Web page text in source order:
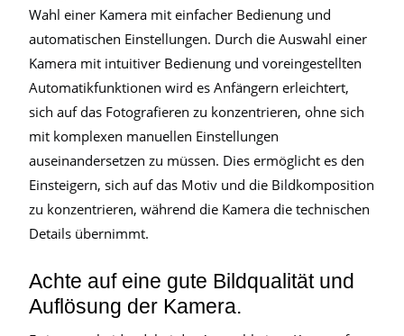
Wahl einer Kamera mit einfacher Bedienung und
automatischen Einstellungen. Durch die Auswahl einer
Kamera mit intuitiver Bedienung und voreingestellten
Automatikfunktionen wird es Anfängern erleichtert,
sich auf das Fotografieren zu konzentrieren, ohne sich
mit komplexen manuellen Einstellungen
auseinandersetzen zu müssen. Dies ermöglicht es den
Einsteigern, sich auf das Motiv und die Bildkomposition
zu konzentrieren, während die Kamera die technischen
Details übernimmt.
Achte auf eine gute Bildqualität und
Auflösung der Kamera.